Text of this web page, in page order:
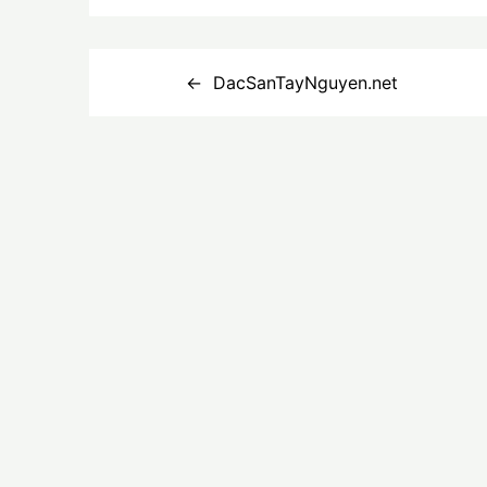
DacSanTayNguyen.net